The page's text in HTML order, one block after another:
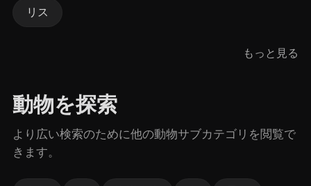
リス
もっと見る
動物を探索
より広い検索のために他の動物サブカテゴリを閲覧で
きます。